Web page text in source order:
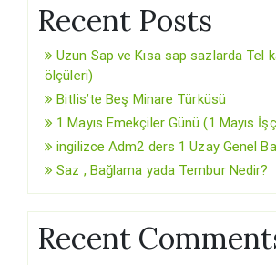
Recent Posts
Uzun Sap ve Kısa sap sazlarda Tel
ölçüleri)
Bitlis’te Beş Minare Türküsü
1 Mayıs Emekçiler Günü (1 Mayıs
ingilizce Adm2 ders 1 Uzay Genel
Saz , Bağlama yada Tembur Nedir?
Recent